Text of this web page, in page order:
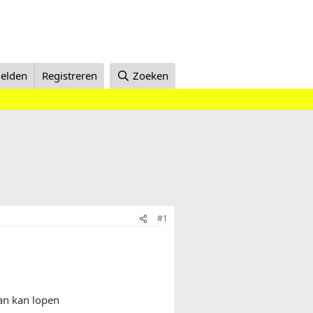
Registreren Zoeken
#1
kan lopen